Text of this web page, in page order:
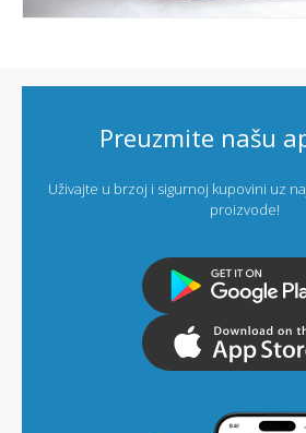
Preuzmite našu
Uživajte u brzoj i sigurnoj kupovini uz
proizvode!